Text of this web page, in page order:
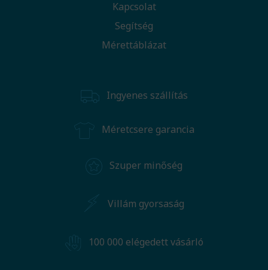
Kapcsolat
Segítség
Mérettáblázat
Ingyenes szállítás
Méretcsere garancia
Szuper minőség
Villám gyorsaság
100 000 elégedett vásárló